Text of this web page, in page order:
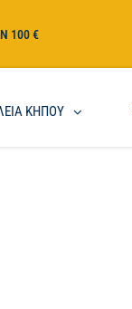
100 €
ΚΗΠΟΥ